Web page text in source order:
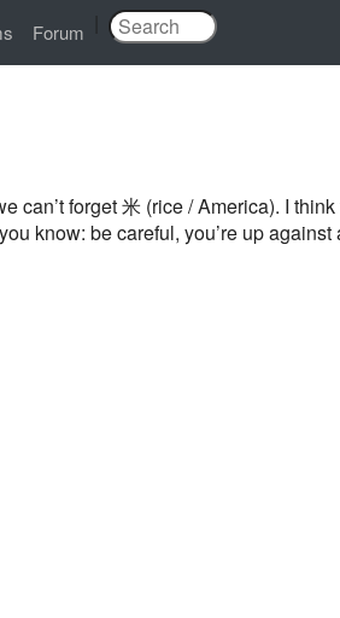
Forum
forget 米 (rice / America). I
know: be careful, you’re up against